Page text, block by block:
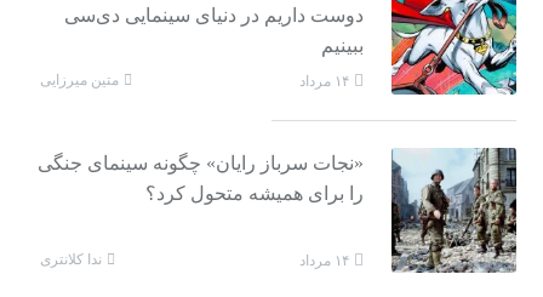
دوست داریم در دنیای سینمایی دی‌سی
ببینیم
۱۴ مرداد متین میرزایی
«نجات سرباز رایان» چگونه سینمای جنگی
را برای همیشه متحول کرد؟
۱۴ مرداد ندا کلانتری